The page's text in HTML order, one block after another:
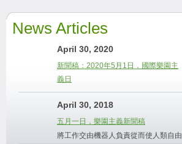
News Articles
April 30, 2020
新聞稿：2020年5月1日，國際樂園主
義日
April 30, 2018
五月一日，樂園主義新聞稿
將工作交由機器人負責從而使人類自由